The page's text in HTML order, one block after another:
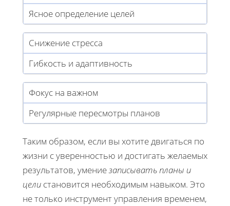
Ясное определение целей
Снижение стресса
Гибкость и адаптивность
Фокус на важном
Регулярные пересмотры планов
Таким образом, если вы хотите двигаться по
жизни с уверенностью и достигать желаемых
результатов, умениезаписывать планы и
цели становится необходимым навыком. Это
не только инструмент управления временем,